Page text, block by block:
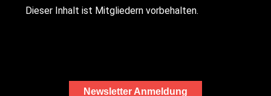
Dieser Inhalt ist Mitgliedern vorbehalten.
Newsletter Anmeldung